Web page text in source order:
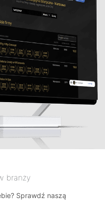
branży
Sprawdź naszą